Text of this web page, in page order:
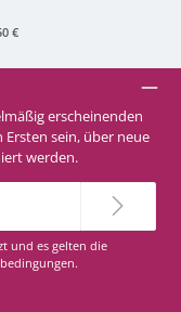
€
erscheinenden
sein, über neue
werden.
und es gelten die
.